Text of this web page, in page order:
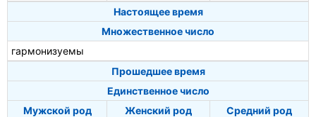
Настоящее время
Множественное число
гармонизуемы
Прошедшее время
Единственное число
Мужской род
Женский род
Средний род